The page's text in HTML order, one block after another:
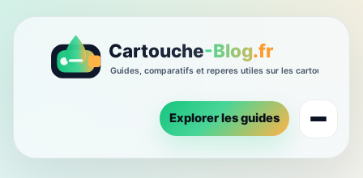
Explorer les guides